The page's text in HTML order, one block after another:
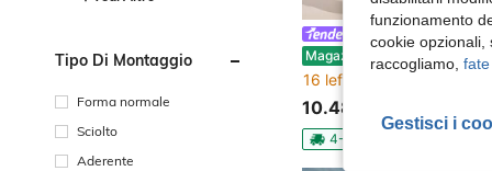
Tipo Di Montaggio
Forma normale
Sciolto
Aderente
Exploreva
Magazzino EU
Exploreva Pantaloni da trekking da donna tinta
16 left
10.48€
4-7 giorni lavorativi
funzionamento
cookie opzionali,
raccogliamo,
Gestisci i